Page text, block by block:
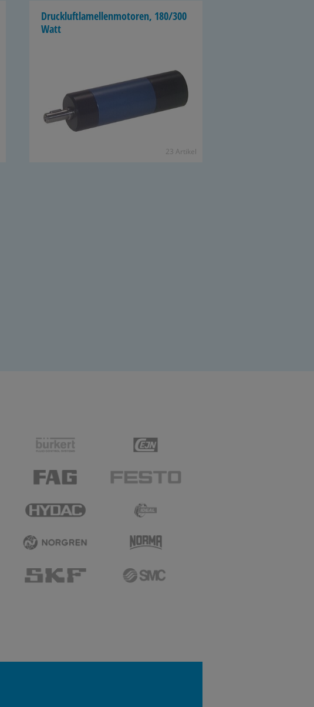
Druck­luft­la­mel­len­mo­to­ren, 180/300
Watt
23 Ar­ti­kel